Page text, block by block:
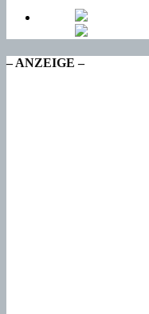
– ANZEIGE –